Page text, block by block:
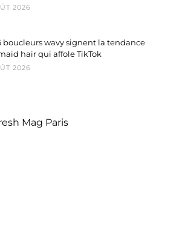
2026
boucleurs wavy signent la tendance
hair qui affole TikTok
2026
Mag Paris